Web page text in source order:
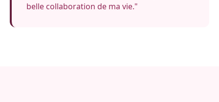
belle collaboration de ma vie."